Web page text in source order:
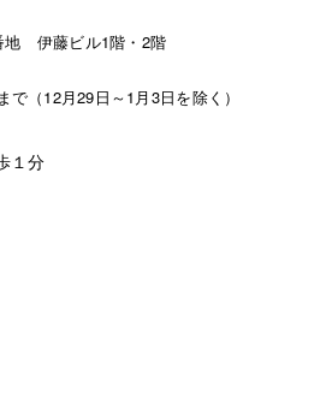
地 伊藤ビル1階・2階
（12月29日～1月3日を除く）
１分